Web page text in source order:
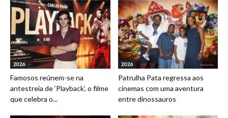
2026
Famosos reúnem-se na
antestreia de ‘Playback’, o filme
que celebra o...
2026
Patrulha Pata regressa aos
cinemas com uma aventura
entre dinossauros